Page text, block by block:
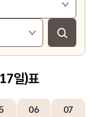
일)표
06 07